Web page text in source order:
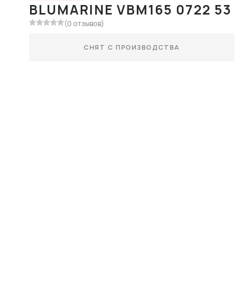
BLUMARINE VBM165 0722 53
(0 отзывов)
СНЯТ С ПРОИЗВОДСТВА